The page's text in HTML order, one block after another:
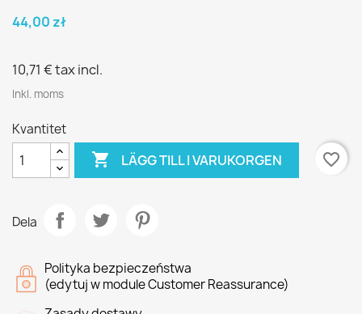
44,00 zł
10,71 €tax incl.
Inkl. moms
Kvantitet
 LÄGG TILL I VARUKORGEN favorite_border
Dela
Polityka bezpieczeństwa
(edytuj w module Customer Reassurance)